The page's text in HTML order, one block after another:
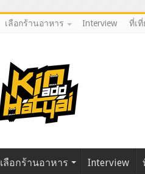
เลือกร้านอาหาร Interview ที่เ
เลือกร้านอาหาร Interview